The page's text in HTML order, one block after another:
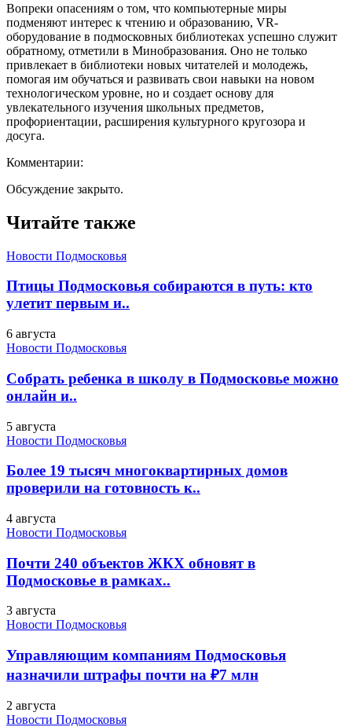
Вопреки опасениям о том, что компьютерные миры
подменяют интерес к чтению и образованию, VR-
оборудование в подмосковных библиотеках успешно служит
обратному, отметили в Минобразования. Оно не только
привлекает в библиотеки новых читателей и молодежь,
помогая им обучаться и развивать свои навыки на новом
технологическом уровне, но и создает основу для
увлекательного изучения школьных предметов,
профориентации, расширения культурного кругозора и
досуга.
Комментарии:
Обсуждение закрыто.
Читайте также
Новости Подмосковья
Птицы Подмосковья собираются в путь: кто
улетит первым и..
6 августа
Новости Подмосковья
Собрать ребенка в школу в Подмосковье можно
онлайн и..
5 августа
Новости Подмосковья
Более 19 тысяч многоквартирных домов
проверили на готовность к..
4 августа
Новости Подмосковья
Почти 240 объектов ЖКХ обновят в
Подмосковье в рамках..
3 августа
Новости Подмосковья
Управляющим компаниям Подмосковья
назначили штрафы почти на ₽7 млн
2 августа
Новости Подмосковья